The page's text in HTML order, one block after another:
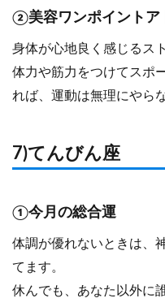
②美容ワンポイントア
身体が心地良く感じるス
体力や筋力をつけてスポ
れば、運動は無理にやら
7)てんびん座
①今月の総合運
体調が優れないときは、
てます。
休んでも、あなた以外に